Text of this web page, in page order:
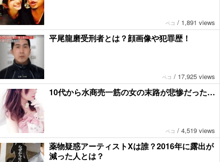
ペコ / 1,891 views
平尾龍磨受刑者とは？顔画像や犯罪歴！
ペコ / 17,925 views
10代から水商売一筋の女の末路が悲惨だった…
ペコ / 4,519 views
薬物疑惑アーティストXは誰？2016年に露出が
減った人とは？